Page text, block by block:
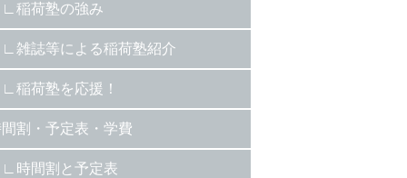
稲荷塾の強み
雑誌等による稲荷塾紹介
稲荷塾を応援！
間割・予定表・学費
時間割と予定表